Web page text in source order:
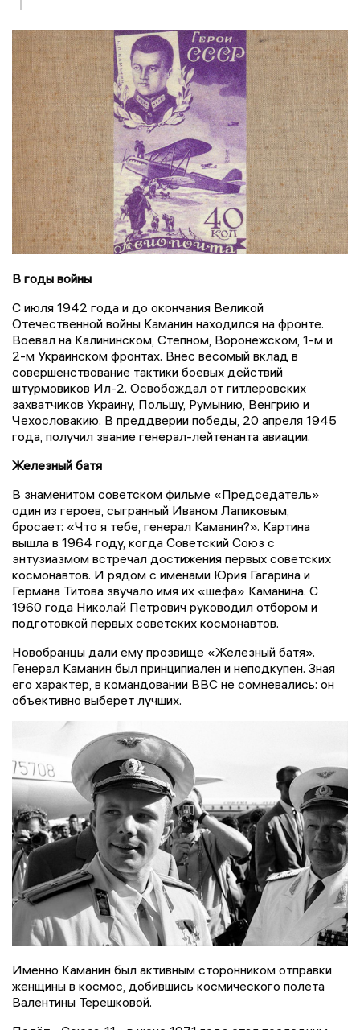
В годы войны
С июля 1942 года и до окончания Великой
Отечественной войны Каманин находился на фронте.
Воевал на Калининском, Степном, Воронежском, 1-м и
2-м Украинском фронтах. Внёс весомый вклад в
совершенствование тактики боевых действий
штурмовиков Ил-2. Освобождал от гитлеровских
захватчиков Украину, Польшу, Румынию, Венгрию и
Чехословакию. В преддверии победы, 20 апреля 1945
года, получил звание генерал-лейтенанта авиации.
Железный батя
В знаменитом советском фильме «Председатель»
один из героев, сыгранный Иваном Лапиковым,
бросает: «Что я тебе, генерал Каманин?». Картина
вышла в 1964 году, когда Советский Союз с
энтузиазмом встречал достижения первых советских
космонавтов. И рядом с именами Юрия Гагарина и
Германа Титова звучало имя их «шефа» Каманина. С
1960 года Николай Петрович руководил отбором и
подготовкой первых советских космонавтов.
Новобранцы дали ему прозвище «Железный батя».
Генерал Каманин был принципиален и неподкупен. Зная
его характер, в командовании ВВС не сомневались: он
объективно выберет лучших.
Именно Каманин был активным сторонником отправки
женщины в космос, добившись космического полета
Валентины Терешковой.